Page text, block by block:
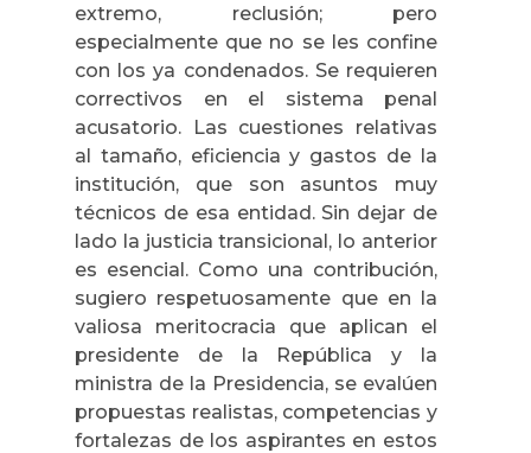
extremo, reclusión; pero
especialmente que no se les confine
con los ya condenados. Se requieren
correctivos en el sistema penal
acusatorio. Las cuestiones relativas
al tamaño, eficiencia y gastos de la
institución, que son asuntos muy
técnicos de esa entidad. Sin dejar de
lado la justicia transicional, lo anterior
es esencial. Como una contribución,
sugiero respetuosamente que en la
valiosa meritocracia que aplican el
presidente de la República y la
ministra de la Presidencia, se evalúen
propuestas realistas, competencias y
fortalezas de los aspirantes en estos